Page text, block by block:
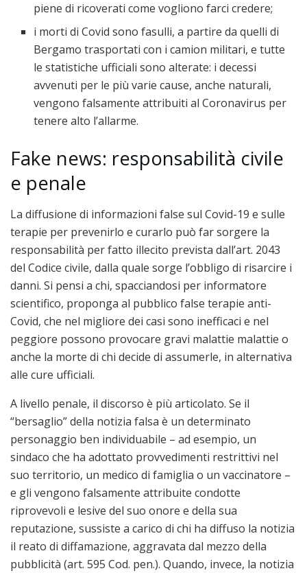
piene di ricoverati come vogliono farci credere;
i morti di Covid sono fasulli, a partire da quelli di
Bergamo trasportati con i camion militari, e tutte
le statistiche ufficiali sono alterate: i decessi
avvenuti per le più varie cause, anche naturali,
vengono falsamente attribuiti al Coronavirus per
tenere alto l’allarme.
Fake news: responsabilità civile
e penale
La diffusione di informazioni false sul Covid-19 e sulle
terapie per prevenirlo e curarlo può far sorgere la
responsabilità per fatto illecito prevista dall’art. 2043
del Codice civile, dalla quale sorge l’obbligo di risarcire i
danni. Si pensi a chi, spacciandosi per informatore
scientifico, proponga al pubblico false terapie anti-
Covid, che nel migliore dei casi sono inefficaci e nel
peggiore possono provocare gravi malattie malattie o
anche la morte di chi decide di assumerle, in alternativa
alle cure ufficiali.
A livello penale, il discorso è più articolato. Se il
“bersaglio” della notizia falsa è un determinato
personaggio ben individuabile – ad esempio, un
sindaco che ha adottato provvedimenti restrittivi nel
suo territorio, un medico di famiglia o un vaccinatore –
e gli vengono falsamente attribuite condotte
riprovevoli e lesive del suo onore e della sua
reputazione, sussiste a carico di chi ha diffuso la notizia
il reato di diffamazione, aggravata dal mezzo della
pubblicità (art. 595 Cod. pen.). Quando, invece, la notizia